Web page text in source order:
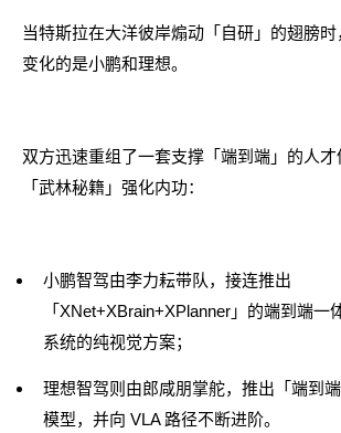
当特斯拉在大洋彼岸煽动「自研」的翅膀
变化的是小鹏和理想。
双方迅速重组了一套支撑「端到端」的人
「武林秘籍」强化内功：
小鹏智驾由李力耘带队，接连推出
「XNet+XBrain+XPlanner」的端到端一
系统的纯视觉方案；
理想智驾则由郎咸朋掌舵，推出「端到
模型，并向 VLA 路径不断进阶。